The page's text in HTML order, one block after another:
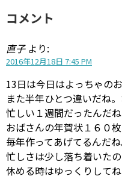
コメント
直子 より:
2016年12月18日 7:45 PM
13日は今日はよっちゃの
また半年ひとつ違いだね
忙しい１週間だったんだね
おばさんの年賀状１６０
毎年作ってあげてるんだね
忙しさは少し落ち着いたの
休める時はゆっくりしてね